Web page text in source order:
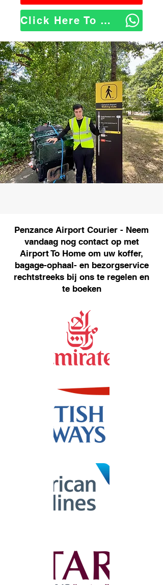
Click Here To WhatsApp Us
Penzance Airport Courier - Neem
vandaag nog contact op met
Airport To Home om uw koffer,
bagage-ophaal- en bezorgservice
rechtstreeks bij ons te regelen en
te boeken